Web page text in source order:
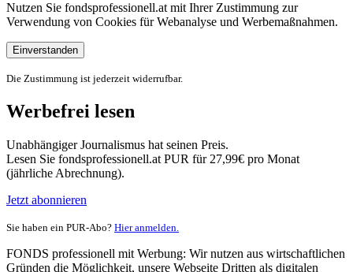
Nutzen Sie fondsprofessionell.at mit Ihrer Zustimmung zur
Verwendung von Cookies für Webanalyse und Werbemaßnahmen.
Einverstanden
Die Zustimmung ist jederzeit widerrufbar.
Werbefrei lesen
Unabhängiger Journalismus hat seinen Preis.
Lesen Sie fondsprofessionell.at PUR für 27,99€ pro Monat
(jährliche Abrechnung).
Jetzt abonnieren
Sie haben ein PUR-Abo? Hier anmelden.
FONDS professionell mit Werbung: Wir nutzen aus wirtschaftlichen
Gründen die Möglichkeit, unsere Webseite Dritten als digitalen